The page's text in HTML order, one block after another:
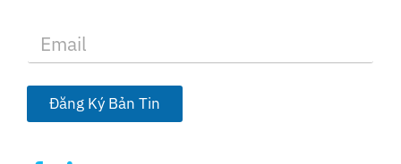
a
i
*
Đăng Ký Bản Tin